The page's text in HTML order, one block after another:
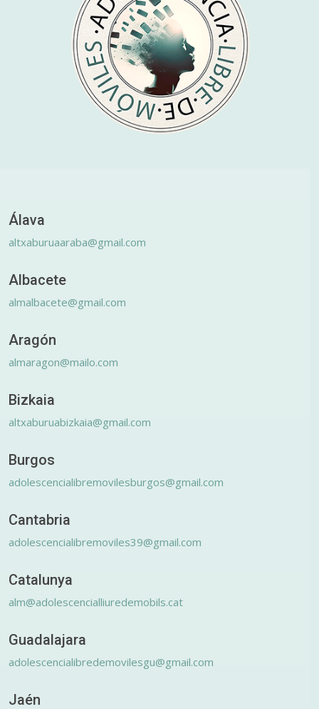
Álava
altxaburuaaraba@gmail.com
Albacete
almalbacete@gmail.com
Aragón
almaragon@mailo.com
Bizkaia
altxaburuabizkaia@gmail.com
Burgos
adolescencialibremovilesburgos@gmail.com
Cantabria
adolescencialibremoviles39@gmail.com
Catalunya
alm@adolescencialliuredemobils.cat
Guadalajara
adolescencialibredemovilesgu@gmail.com
Jaén